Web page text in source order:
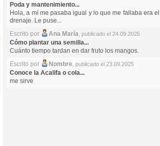
Poda y mantenimiento...
Hola, a mí me pasaba igual y lo que me fallaba era el
drenaje. Le puse...
Escrito por
Ana María, publicado el 24.09.2025
Cómo plantar una semilla...
Cuánto tiempo tardan en dar fruto los mangos.
Escrito por
Nombre, publicado el 23.09.2025
Conoce la Acalifa o cola...
me sirve